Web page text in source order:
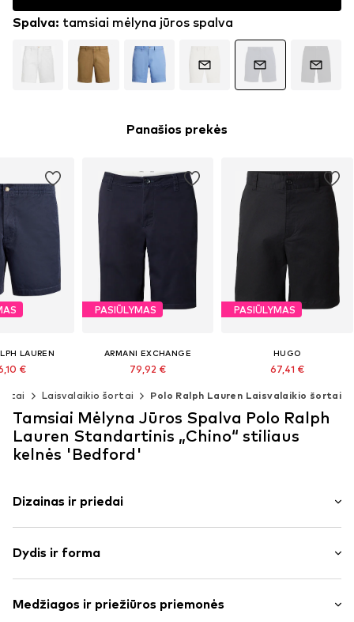
Spalva: tamsiai mėlyna jūros spalva
Panašios prekės
LAUREN
€
kaina:
dydžių
PASIŪLYMAS
ARMANI EXCHANGE
79,92 €
Paskutinė mažiausia kaina:
Yra daugybė dydžių
Į krepšelį
PASIŪLYMAS
HUGO
67,41 €
Paskutinė mažiausia kaina:
Galimi dydžiai: 31-32, 33, 34
Laisvalaikio šortai Polo Ralph Lauren Laisvalaikio šortai
Tamsiai Mėlyna Jūros Spalva Polo Ralph
Lauren Standartinis „Chino“ stiliaus
kelnės 'Bedford'
Dizainas ir priedai
medvilnė
Dygsniuotas apvadas / kraštas
Kelnių užtrauktuko užvartas
Dydis ir forma
Pritaikomumas: Standartinis
Medžiagos ir priežiūros priemonės